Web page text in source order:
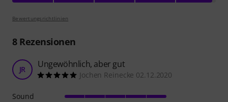
Bewertungsrichtlinien
8Rezensionen
JR Ungewöhnlich, aber gut
Jochen Reinecke 02.12.2020
Sound